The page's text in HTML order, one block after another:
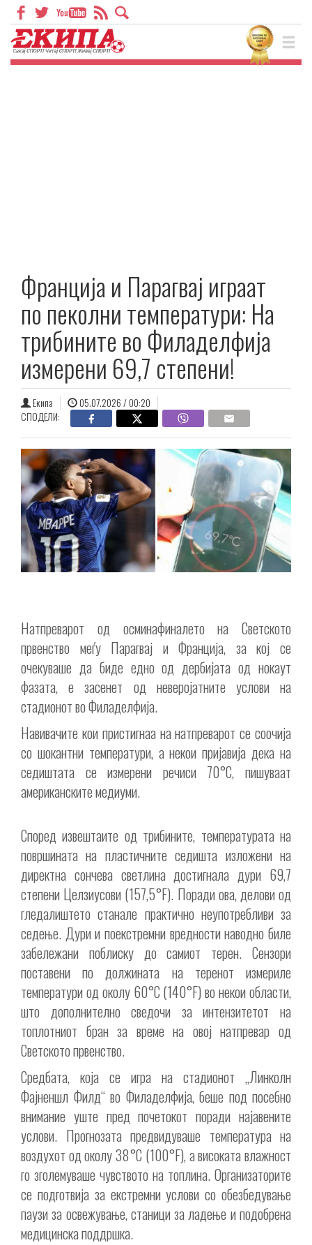
Франција и Парагвај играат
по пеколни температури: На
трибините во Филаделфија
измерени 69,7 степени!
Екипа
05.07.2026 / 00:20
СПОДЕЛИ:
Натпреварот од осминафиналето на Светското
првенство меѓу Парагвај и Франција, за кој се
очекуваше да биде едно од дербијата од нокаут
фазата, е засенет од неверојатните услови на
стадионот во Филаделфија.
Навивачите кои пристигнаа на натпреварот се соочија
со шокантни температури, а некои пријавија дека на
седиштата се измерени речиси 70°C, пишуваат
американските медиуми.
Според извештаите од трибините, температурата на
површината на пластичните седишта изложени на
директна сончева светлина достигнала дури 69,7
степени Целзиусови (157,5°F). Поради ова, делови од
гледалиштето станале практично неупотребливи за
седење. Дури и поекстремни вредности наводно биле
забележани поблиску до самиот терен. Сензори
поставени по должината на теренот измериле
температури од околу 60°C (140°F) во некои области,
што дополнително сведочи за интензитетот на
топлотниот бран за време на овој натпревар од
Светското првенство.
Средбата, која се игра на стадионот „Линколн
Фајненшл Филд“ во Филаделфија, беше под посебно
внимание уште пред почетокот поради најавените
услови. Прогнозата предвидуваше температура на
воздухот од околу 38°C (100°F), а високата влажност
го зголемуваше чувството на топлина. Организаторите
се подготвија за екстремни услови со обезбедување
паузи за освежување, станици за ладење и подобрена
медицинска поддршка.